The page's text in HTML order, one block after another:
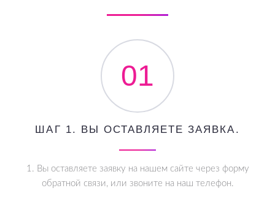
01
ШАГ 1. ВЫ ОСТАВЛЯЕТЕ ЗАЯВКА.
1. Вы оставляете заявку на нашем сайте через форму
обратной связи, или звоните на наш телефон.